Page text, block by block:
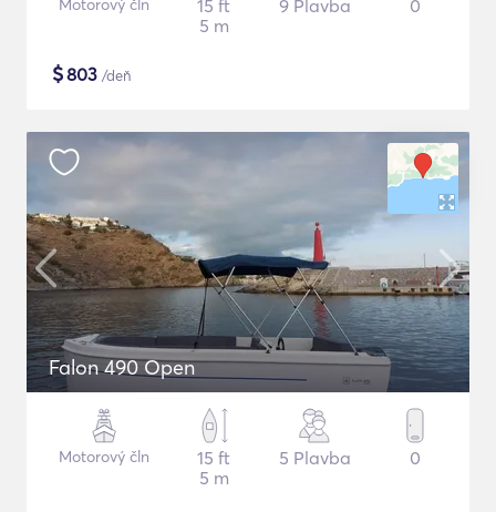
Motorový čln
15 ft
5 m
9 Plavba 0
$803 /deň
Falon 490 Open
Motorový čln
15 ft
5 m
5 Plavba 0